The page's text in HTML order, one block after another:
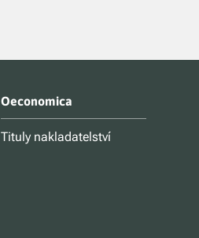
Oeconomica
Tituly nakladatelství